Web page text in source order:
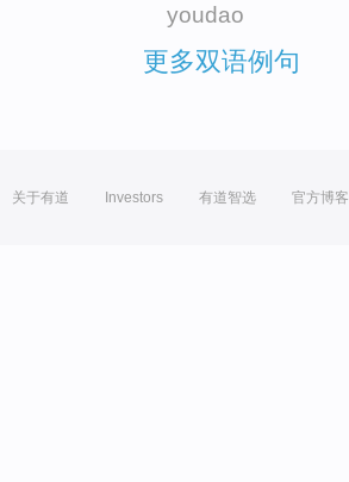
youdao
更多双语例句
关于有道 Investors 有道智选 官方博客